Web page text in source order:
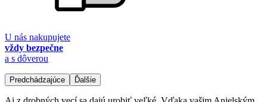
U nás nakupujete
vždy bezpečne
a s dôverou
Predchádzajúce Ďalšie